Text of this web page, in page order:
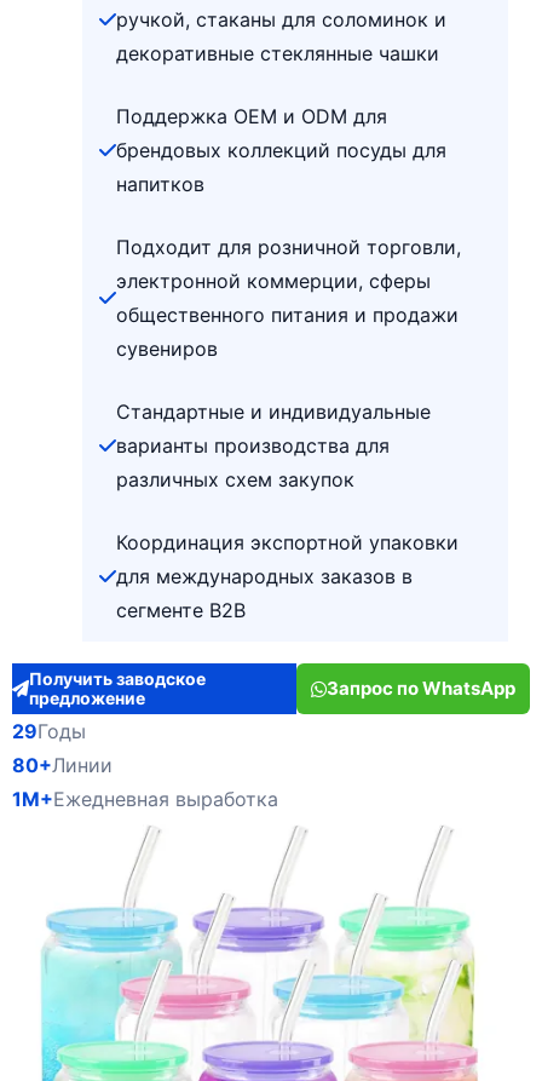
ручкой, стаканы для соломинок и
декоративные стеклянные чашки
Поддержка OEM и ODM для
брендовых коллекций посуды для
напитков
Подходит для розничной торговли,
электронной коммерции, сферы
общественного питания и продажи
сувениров
Стандартные и индивидуальные
варианты производства для
различных схем закупок
Координация экспортной упаковки
для международных заказов в
сегменте B2B
Получить заводское
предложение
Запрос по WhatsApp
29Годы
80+Линии
1M+Ежедневная выработка